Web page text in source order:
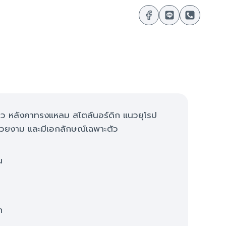
หลังคาทรงแหลม สไตล์นอร์ดิก แนวยุโรป
ยงาม และมีเอกลักษณ์เฉพาะตัว